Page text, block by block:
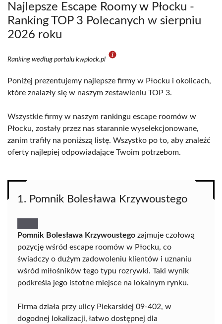
Najlepsze Escape Roomy w Płocku -
Ranking TOP 3 Polecanych w sierpniu
2026 roku
Ranking według portalu kwplock.pl
Poniżej prezentujemy najlepsze firmy w Płocku i okolicach,
które znalazły się w naszym zestawieniu TOP 3.
Wszystkie firmy w naszym rankingu escape roomów w
Płocku, zostały przez nas starannie wyselekcjonowane,
zanim trafiły na poniższą listę. Wszystko po to, aby znaleźć
oferty najlepiej odpowiadające Twoim potrzebom.
1. Pomnik Bolesława Krzywoustego
Pomnik Bolesława Krzywoustego zajmuje czołową
pozycję wśród escape roomów w Płocku, co
świadczy o dużym zadowoleniu klientów i uznaniu
wśród miłośników tego typu rozrywki. Taki wynik
podkreśla jego istotne miejsce na lokalnym rynku.
Firma działa przy ulicy Piekarskiej 09-402, w
dogodnej lokalizacji, łatwo dostępnej dla